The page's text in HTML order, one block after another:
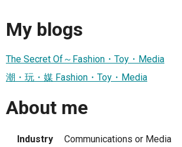
My blogs
The Secret Of～Fashion・Toy・Media
潮・玩・媒 Fashion・Toy・Media
About me
Industry Communications or Media